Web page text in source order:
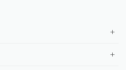
+
+